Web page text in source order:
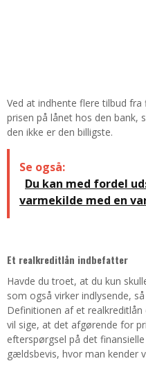
Ved at indhente flere tilbud
prisen på lånet hos den bank,
den ikke er den billigste.
Se også:
Du kan med fordel
varmekilde med en
Et realkreditlån indbefatter
Havde du troet, at du kun
som også virker indlysende,
Definitionen af et
vil sige, at det afgørende for
efterspørgsel på det
gældsbevis, hvor man kender